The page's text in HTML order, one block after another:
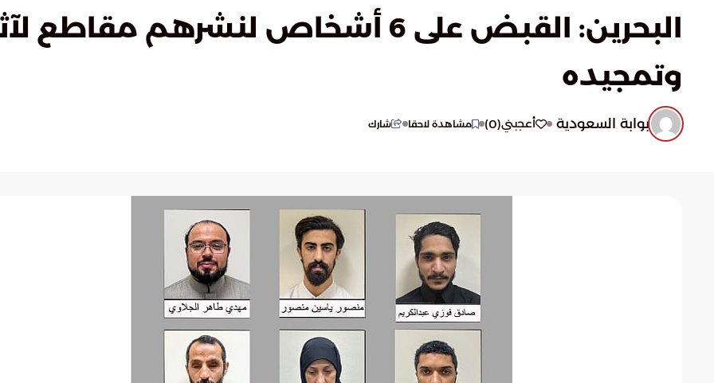
البحرين: القبض على 6 أشخاص لنشرهم
وتمجيده
بوابة السعودية أعجبني(
0
) مشاهدة لاحقا شارك